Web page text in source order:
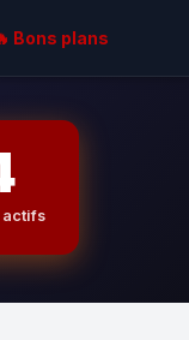
Bons plans
actifs